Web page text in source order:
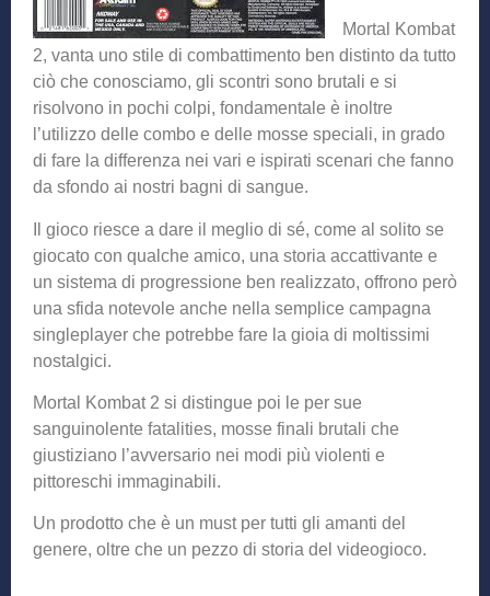
Mortal Kombat
2, vanta uno stile di combattimento ben distinto da tutto
ciò che conosciamo, gli scontri sono brutali e si
risolvono in pochi colpi, fondamentale è inoltre
l’utilizzo delle combo e delle mosse speciali, in grado
di fare la differenza nei vari e ispirati scenari che fanno
da sfondo ai nostri bagni di sangue.
Il gioco riesce a dare il meglio di sé, come al solito se
giocato con qualche amico, una storia accattivante e
un sistema di progressione ben realizzato, offrono però
una sfida notevole anche nella semplice campagna
singleplayer che potrebbe fare la gioia di moltissimi
nostalgici.
Mortal Kombat 2 si distingue poi le per sue
sanguinolente fatalities, mosse finali brutali che
giustiziano l’avversario nei modi più violenti e
pittoreschi immaginabili.
Un prodotto che è un must per tutti gli amanti del
genere, oltre che un pezzo di storia del videogioco.